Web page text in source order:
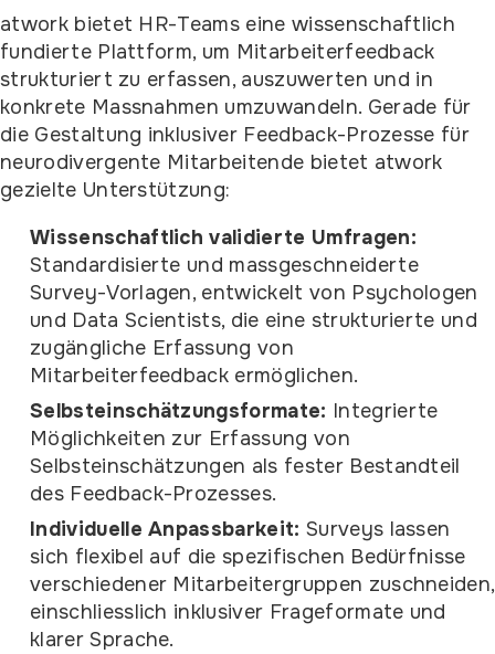
atwork bietet HR-Teams eine wissenschaftlich
fundierte Plattform, um Mitarbeiterfeedback
strukturiert zu erfassen, auszuwerten und in
konkrete Massnahmen umzuwandeln. Gerade für
die Gestaltung inklusiver Feedback-Prozesse für
neurodivergente Mitarbeitende bietet atwork
gezielte Unterstützung:
Wissenschaftlich validierte Umfragen:
Standardisierte und massgeschneiderte
Survey-Vorlagen, entwickelt von Psychologen
und Data Scientists, die eine strukturierte und
zugängliche Erfassung von
Mitarbeiterfeedback ermöglichen.
Selbsteinschätzungsformate: Integrierte
Möglichkeiten zur Erfassung von
Selbsteinschätzungen als fester Bestandteil
des Feedback-Prozesses.
Individuelle Anpassbarkeit: Surveys lassen
sich flexibel auf die spezifischen Bedürfnisse
verschiedener Mitarbeitergruppen zuschneiden,
einschliesslich inklusiver Frageformate und
klarer Sprache.